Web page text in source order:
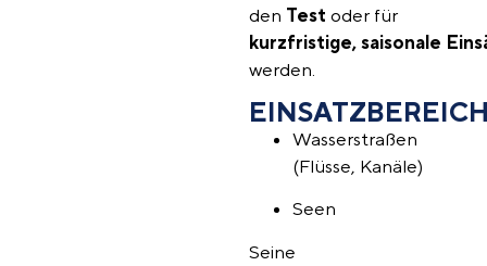
den Test oder für
kurzfristige, saisonale
werden.
Wasserstraßen
(Flüsse, Kanäle)
Seen
Seine